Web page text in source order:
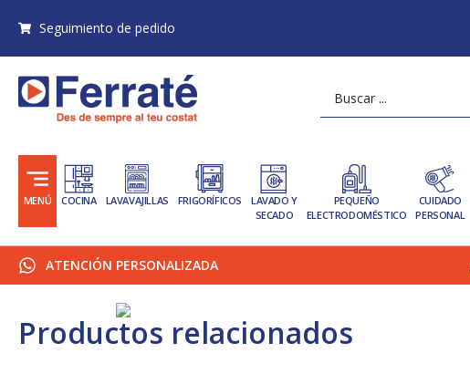
Seguimiento de pedido
MENÚ COCINA LAVAVAJILLAS FRIGORÍFICOS
LAVADO Y
SECADO
PEQUEÑO
ELECTRODOMÉSTICO
CUIDADO
PERSONAL
ATENCIÓN PERSONALIZADA
Productos relacionados